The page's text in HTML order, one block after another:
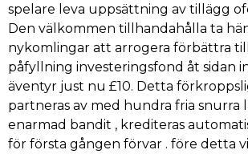
spelare leva uppsättning av tillägg
Den välkommen tillhandahålla ta
nykomlingar att arrogera förbättra
påfyllning investeringsfond åt sidan
äventyr just nu £10. Detta
partneras av med hundra fria snurra
enarmad bandit , krediteras
för första gången förvar . före detta